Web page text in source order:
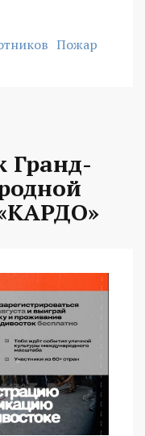
Пожар
Гранд-